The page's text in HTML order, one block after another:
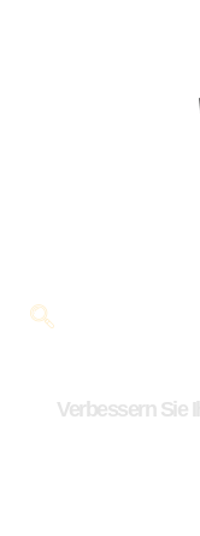
Verbessern Sie